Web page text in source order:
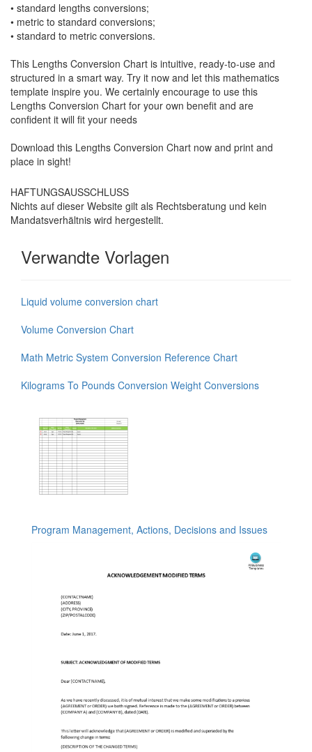
• standard lengths conversions;
• metric to standard conversions;
• standard to metric conversions.
This Lengths Conversion Chart is intuitive, ready-to-use and
structured in a smart way. Try it now and let this mathematics
template inspire you. We certainly encourage to use this
Lengths Conversion Chart for your own benefit and are
confident it will fit your needs
Download this Lengths Conversion Chart now and print and
place in sight!
HAFTUNGSAUSSCHLUSS
Nichts auf dieser Website gilt als Rechtsberatung und kein
Mandatsverhältnis wird hergestellt.
Verwandte Vorlagen
Liquid volume conversion chart
Volume Conversion Chart
Math Metric System Conversion Reference Chart
Kilograms To Pounds Conversion Weight Conversions
Program Management, Actions, Decisions and Issues